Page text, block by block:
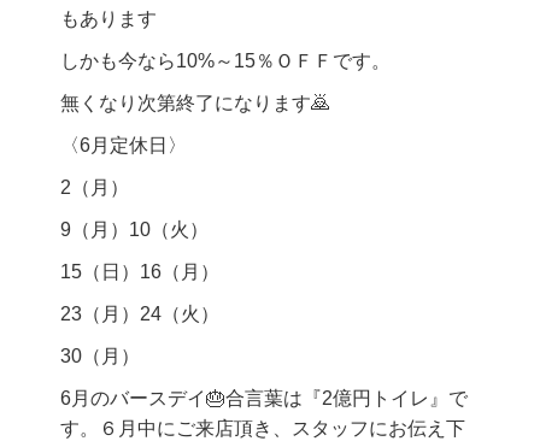
もあります
しかも今なら10%～15％ＯＦＦです。
無くなり次第終了になります🙇‍
〈6月定休日〉
2（月）
9（月）10（火）
15（日）16（月）
23（月）24（火）
30（月）
6月のバースデイ🎂合言葉は『2億円トイレ』で
す。６月中にご来店頂き、スタッフにお伝え下